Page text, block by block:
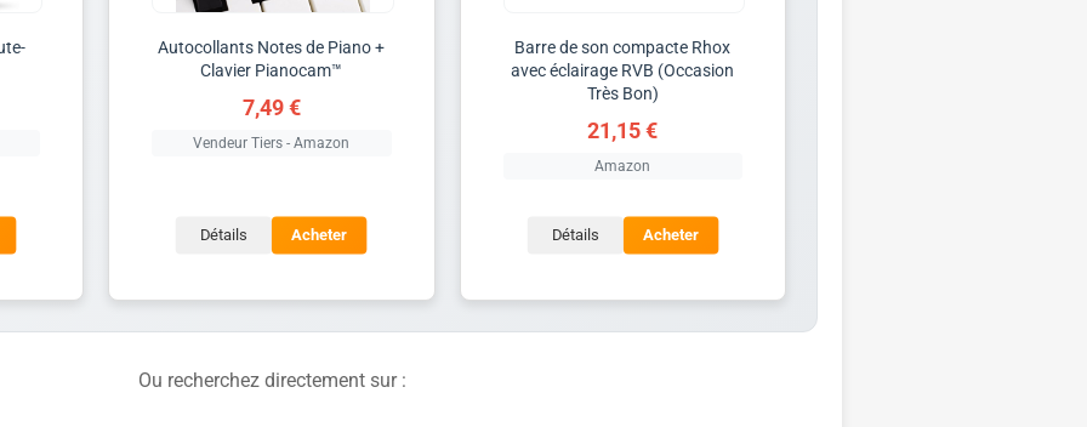
Autocollants Notes de Piano +
Clavier Pianocam™
7,49 €
Vendeur Tiers - Amazon
Détails Acheter
Barre de son compacte Rhox
avec éclairage RVB (Occasion
Très Bon)
21,15 €
Amazon
Détails Acheter
Ou recherchez directement sur :